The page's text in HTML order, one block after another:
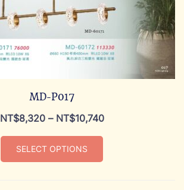
MD-P017
NT$8,320– NT$10,740
SELECT OPTIONS